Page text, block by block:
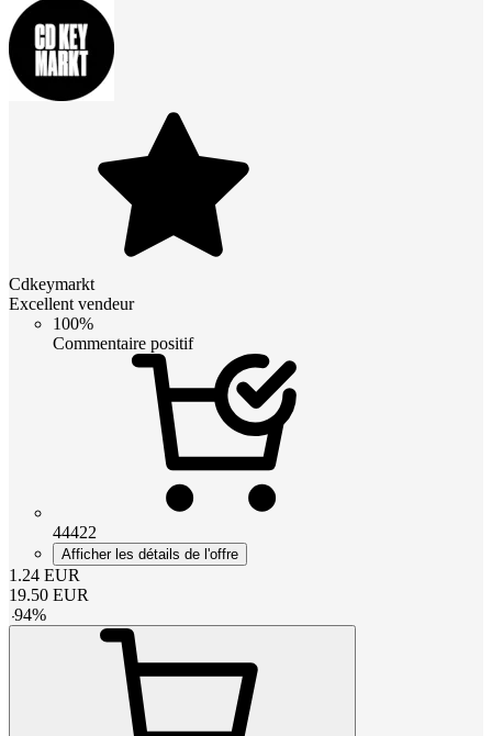
Cdkeymarkt
Excellent vendeur
100%
Commentaire positif
44422
Afficher les détails de l'offre
1.24 EUR
19.50 EUR
-94%